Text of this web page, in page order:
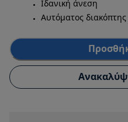
Ιδανική άνεση
Αυτόματος